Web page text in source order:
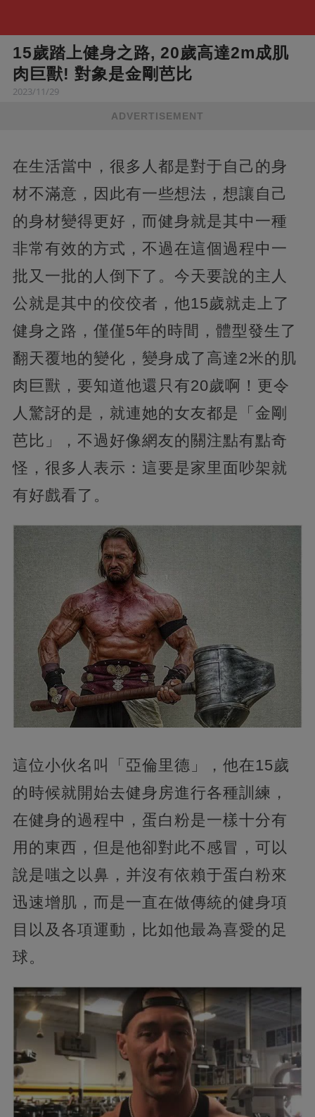
15歲踏上健身之路, 20歲高達2m成肌
肉巨獸! 對象是金剛芭比
2023/11/29
ADVERTISEMENT
在生活當中，很多人都是對于自己的身
材不滿意，因此有一些想法，想讓自己
的身材變得更好，而健身就是其中一種
非常有效的方式，不過在這個過程中一
批又一批的人倒下了。今天要說的主人
公就是其中的佼佼者，他15歲就走上了
健身之路，僅僅5年的時間，體型發生了
翻天覆地的變化，變身成了高達2米的肌
肉巨獸，要知道他還只有20歲啊！更令
人驚訝的是，就連她的女友都是「金剛
芭比」，不過好像網友的關注點有點奇
怪，很多人表示：這要是家里面吵架就
有好戲看了。
這位小伙名叫「亞倫里德」，他在15歲
的時候就開始去健身房進行各種訓練，
在健身的過程中，蛋白粉是一樣十分有
用的東西，但是他卻對此不感冒，可以
說是嗤之以鼻，并沒有依賴于蛋白粉來
迅速增肌，而是一直在做傳統的健身項
目以及各項運動，比如他最為喜愛的足
球。